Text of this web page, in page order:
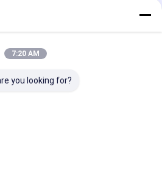
tra
7:20 AM
you looking for?